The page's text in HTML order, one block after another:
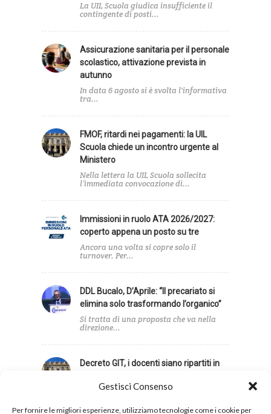
Gestisci Consenso
Per fornire le migliori esperienze, utilizziamo tecnologie come i cookie per
La UIL Scuola giudica insufficiente il
contingente di posti...
Assicurazione sanitaria per il personale
scolastico, attivazione prevista in
autunno
In data 6 agosto si è svolta l'informativa
tra...
FMOF, ritardi nei pagamenti: la UIL
Scuola chiede un incontro urgente al
Ministero
Nella lettera la UIL Scuola sollecita
l’immediata convocazione di...
Immissioni in ruolo ATA 2026/2027:
coperto appena un posto su tre
Ancora una volta si copre solo il
turnover. Per...
DDL Bucalo, D’Aprile: “Il precariato si
elimina solo trasformando l’organico”
Si tratta di una proposta che va nella
direzione...
Decreto GIT, i docenti siano ripartiti in
Infine, la UIL Scuola ha sollecitato una